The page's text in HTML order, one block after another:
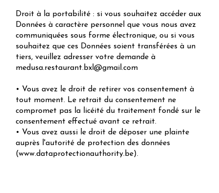
Droit à la portabilité : si vous souhaitez accéder aux
Données à caractère personnel que vous nous avez
communiquées sous forme électronique, ou si vous
souhaitez que ces Données soient transférées à un
tiers, veuillez adresser votre demande à
medusa.restaurant.bxl@gmail.com
• Vous avez le droit de retirer vos consentement à
tout moment. Le retrait du consentement ne
compromet pas la licéité du traitement fondé sur le
consentement effectué avant ce retrait.
• Vous avez aussi le droit de déposer une plainte
auprès l'autorité de protection des données
(www.dataprotectionauthority.be).